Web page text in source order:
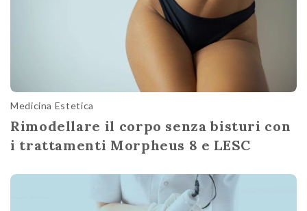
Medicina Estetica
Rimodellare il corpo senza bisturi con
i trattamenti Morpheus 8 e LESC